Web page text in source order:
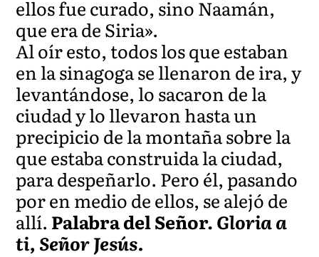
ellos fue curado, sino Naamán,
que era de Siria».
Al oír esto, todos los que estaban
en la sinagoga se llenaron de ira, y
levantándose, lo sacaron de la
ciudad y lo llevaron hasta un
precipicio de la montaña sobre la
que estaba construida la ciudad,
para despeñarlo. Pero él, pasando
por en medio de ellos, se alejó de
allí. Palabra del Señor.Gloria a
ti, Señor Jesús.